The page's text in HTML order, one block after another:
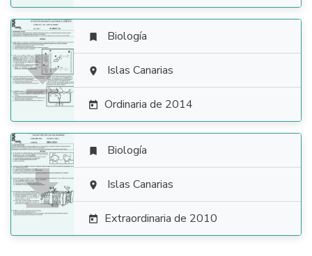

 Biología
 Islas Canarias
 Ordinaria de 2014

 Biología
 Islas Canarias
 Extraordinaria de 2010